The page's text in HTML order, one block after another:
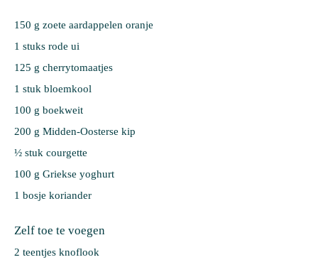
150 g zoete aardappelen oranje
1 stuks rode ui
125 g cherrytomaatjes
1 stuk bloemkool
100 g boekweit
200 g Midden-Oosterse kip
½ stuk courgette
100 g Griekse yoghurt
1 bosje koriander
Zelf toe te voegen
2 teentjes knoflook